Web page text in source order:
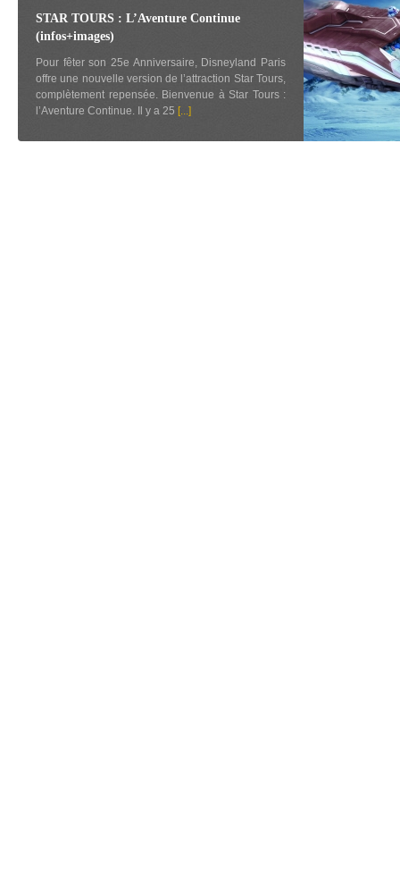
STAR TOURS : L’Aventure Continue
(infos+images)
Pour fêter son 25e Anniversaire, Disneyland Paris
offre une nouvelle version de l’attraction Star Tours,
complètement repensée. Bienvenue à Star Tours :
l’Aventure Continue. Il y a 25 [...]